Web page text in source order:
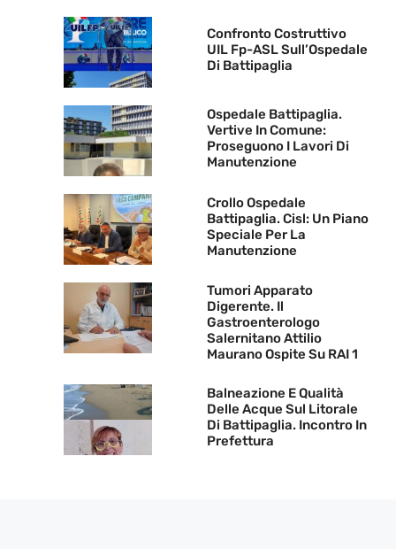
Confronto Costruttivo
UIL Fp-ASL Sull’Ospedale
Di Battipaglia
Ospedale Battipaglia.
Vertive In Comune:
Proseguono I Lavori Di
Manutenzione
Crollo Ospedale
Battipaglia. Cisl: Un Piano
Speciale Per La
Manutenzione
Tumori Apparato
Digerente. Il
Gastroenterologo
Salernitano Attilio
Maurano Ospite Su RAI 1
Balneazione E Qualità
Delle Acque Sul Litorale
Di Battipaglia. Incontro In
Prefettura